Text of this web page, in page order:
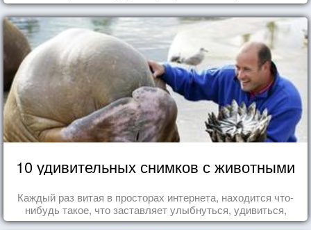
10 удивительных снимков с животными
Каждый раз витая в просторах интернета, находится что-
нибудь такое, что заставляет улыбнуться, удивиться,
восхититься...